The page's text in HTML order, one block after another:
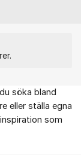
söka bland
eller ställa egna
som